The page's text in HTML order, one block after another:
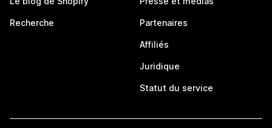
Recherche Partenaires
Affiliés
Juridique
Statut du service